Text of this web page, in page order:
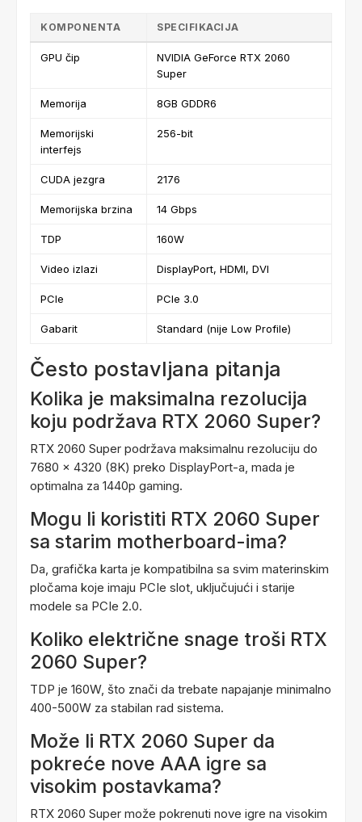
KOMPONENTA SPECIFIKACIJA
GPU čip
NVIDIA GeForce RTX 2060
Super
Memorija 8GB GDDR6
Memorijski
interfejs
256-bit
CUDA jezgra 2176
Memorijska brzina 14 Gbps
TDP 160W
Video izlazi DisplayPort, HDMI, DVI
PCIe PCIe 3.0
Gabarit Standard (nije Low Profile)
Često postavljana pitanja
Kolika je maksimalna rezolucija
koju podržava RTX 2060 Super?
RTX 2060 Super podržava maksimalnu rezoluciju do
7680 x 4320 (8K) preko DisplayPort-a, mada je
optimalna za 1440p gaming.
Mogu li koristiti RTX 2060 Super
sa starim motherboard-ima?
Da, grafička karta je kompatibilna sa svim materinskim
pločama koje imaju PCIe slot, uključujući i starije
modele sa PCIe 2.0.
Koliko električne snage troši RTX
2060 Super?
TDP je 160W, što znači da trebate napajanje minimalno
400-500W za stabilan rad sistema.
Može li RTX 2060 Super da
pokreće nove AAA igre sa
visokim postavkama?
RTX 2060 Super može pokrenuti nove igre na visokim